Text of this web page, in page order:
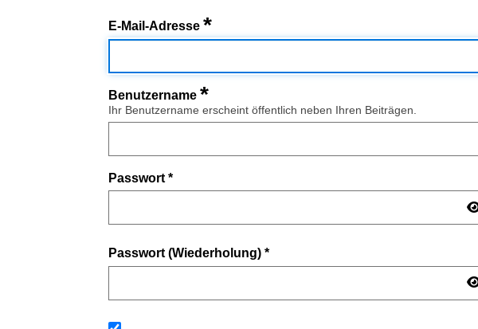
E-Mail-Adresse *
Benutzername *
Ihr Benutzername erscheint öffentlich neben Ihren Beiträgen.
Passwort *
Passwort (Wiederholung) *